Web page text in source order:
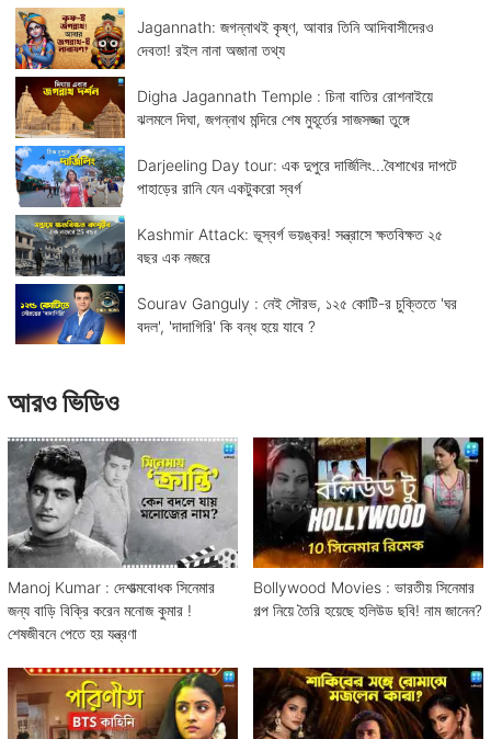
Jagannath: জগন্নাথই কৃষ্ণ, আবার তিনি আদিবাসীদেরও
দেবতা! রইল নানা অজানা তথ্য
Digha Jagannath Temple : চিনা বাতির রোশনাইয়ে
ঝলমলে দিঘা, জগন্নাথ মন্দিরে শেষ মুহূর্তের সাজসজ্জা তুঙ্গে
Darjeeling Day tour: এক দুপুরে দার্জিলিং...বৈশাখের দাপটে
পাহাড়ের রানি যেন একটুকরো স্বর্গ
Kashmir Attack: ভূস্বর্গ ভয়ঙ্কর! সন্ত্রাসে ক্ষতবিক্ষত ২৫
বছর এক নজরে
Sourav Ganguly : নেই সৌরভ, ১২৫ কোটি-র চুক্তিতে 'ঘর
বদল', 'দাদাগিরি' কি বন্ধ হয়ে যাবে ?
আরও ভিডিও
Manoj Kumar : দেশাত্মবোধক সিনেমার
জন্য বাড়ি বিক্রি করেন মনোজ কুমার !
শেষজীবনে পেতে হয় যন্ত্রণা
Bollywood Movies : ভারতীয় সিনেমার
গল্প নিয়ে তৈরি হয়েছে হলিউড ছবি! নাম জানেন?